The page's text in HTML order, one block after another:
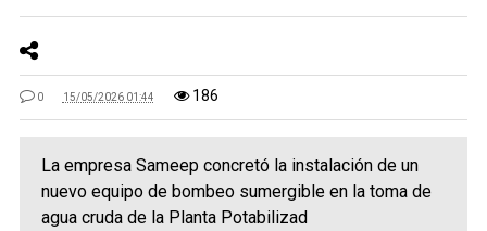
0 15/05/2026 01:44 186
La empresa Sameep concretó la instalación de un
nuevo equipo de bombeo sumergible en la toma de
agua cruda de la Planta Potabilizad